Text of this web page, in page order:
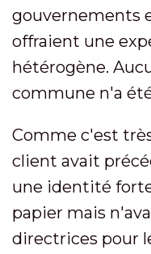
gouvernements
offraient une
hétérogène.
commune n'a
Comme c'est
client avait
une identité
papier mais
directrices pour